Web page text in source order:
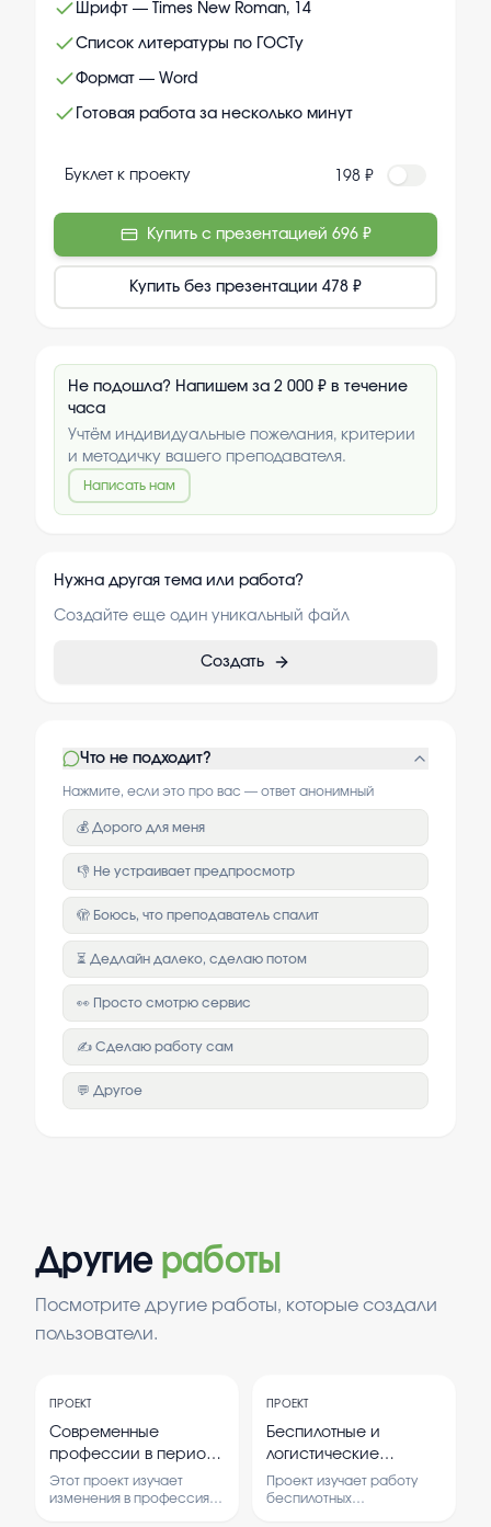
Шрифт — Times New Roman, 14
Список литературы по ГОСТу
Формат — Word
Готовая работа за несколько минут
Буклет к проекту 198 ₽
Купить с презентацией 696 ₽
Купить без презентации 478 ₽
Не подошла? Напишем за 2 000 ₽ в течение
часа
Учтём индивидуальные пожелания, критерии
и методичку вашего преподавателя.
Написать нам
Нужна другая тема или работа?
Создайте еще один уникальный файл
Создать
Что не подходит?
Нажмите, если это про вас — ответ анонимный
💰 Дорого для меня
👎 Не устраивает предпросмотр
🫣 Боюсь, что преподаватель спалит
⏳ Дедлайн далеко, сделаю потом
👀 Просто смотрю сервис
✍️ Сделаю работу сам
💬 Другое
Другие работы
Посмотрите другие работы, которые создали
пользователи.
ПРОЕКТ
Современные
профессии в период
с 2020 по 2026
Этот проект изучает
изменения в профессиях,
ПРОЕКТ
Беспилотные и
логистические
системы
Проект изучает работу
беспилотных